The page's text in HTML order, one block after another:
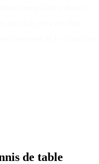
de table